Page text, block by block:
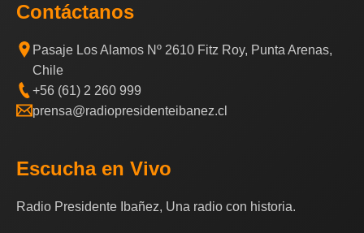
Contáctanos
Pasaje Los Alamos Nº 2610 Fitz Roy, Punta Arenas,
Chile
+56 (61) 2 260 999
prensa@radiopresidenteibanez.cl
Escucha en Vivo
Radio Presidente Ibañez, Una radio con historia.